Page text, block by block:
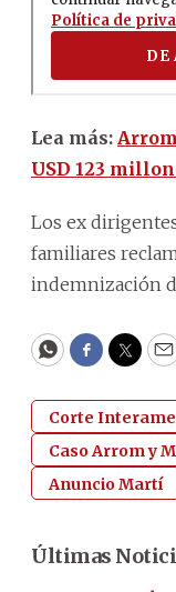
Lea más:
USD 123
Los ex
familiares
indemnización
WhatsApp
Corte
Caso Arrom y
Anuncio Martí
Últimas